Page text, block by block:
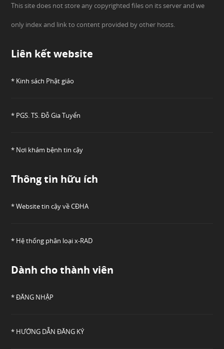
This site does not store any copyrighted files on its server and we
only index and link to content provided by other hosts.
Liên kết website
* Kinh sách Phật giáo
* PGS. TS. Đỗ Gia Tuyển
* Nơi khám bệnh tin cậy
Thông tin hữu ích
* Website tin cậy về CĐHA
* Hệ thống phân loại x-RAD
Dành cho thành viên
* ĐĂNG NHẬP
* HƯỚNG DẪN ĐĂNG KÝ